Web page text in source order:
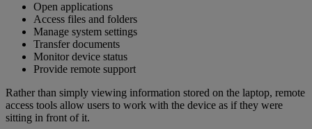
Open applications
Access files and folders
Manage system settings
Transfer documents
Monitor device status
Provide remote support
Rather than simply viewing information stored on the laptop, remote
access tools allow users to work with the device as if they were
sitting in front of it.